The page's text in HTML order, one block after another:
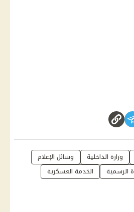
وزارة الداخلية
وسائل الإعلام
الرسمية
الخدمة العسكرية